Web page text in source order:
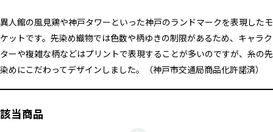
異人館の風見鶏や神戸タワーといった神戸のランドマークを表現したモ
ケットです。先染め織物では色数や柄ゆきの制限があるため、キャラク
ターや複雑な柄などはプリントで表現することが多いのですが、糸の先
染めにこだわってデザインしました。（神戸市交通局商品化許諾済）
該当商品